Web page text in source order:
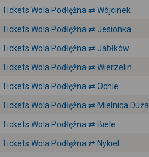
Tickets Wola Podłężna ⇄ Wójcinek
Tickets Wola Podłężna ⇄ Jesionka
Tickets Wola Podłężna ⇄ Jabłków
Tickets Wola Podłężna ⇄ Wierzelin
Tickets Wola Podłężna ⇄ Ochle
Tickets Wola Podłężna ⇄ Mielnica Duża
Tickets Wola Podłężna ⇄ Biele
Tickets Wola Podłężna ⇄ Nykiel